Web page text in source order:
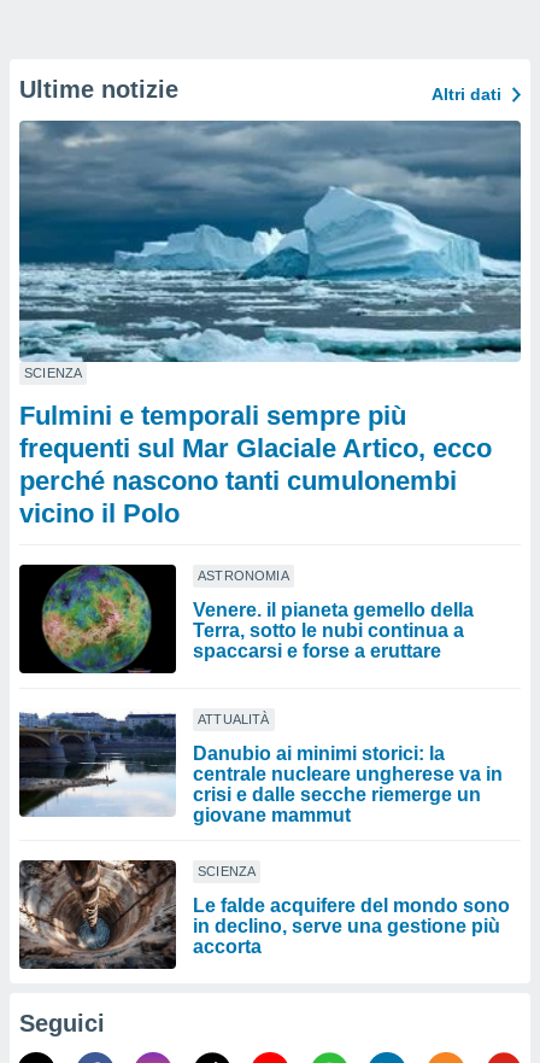
Ultime notizie Altri dati
SCIENZA
Fulmini e temporali sempre più
frequenti sul Mar Glaciale Artico, ecco
perché nascono tanti cumulonembi
vicino il Polo
ASTRONOMIA
Venere. il pianeta gemello della
Terra, sotto le nubi continua a
spaccarsi e forse a eruttare
ATTUALITÀ
Danubio ai minimi storici: la
centrale nucleare ungherese va in
crisi e dalle secche riemerge un
giovane mammut
SCIENZA
Le falde acquifere del mondo sono
in declino, serve una gestione più
accorta
Seguici